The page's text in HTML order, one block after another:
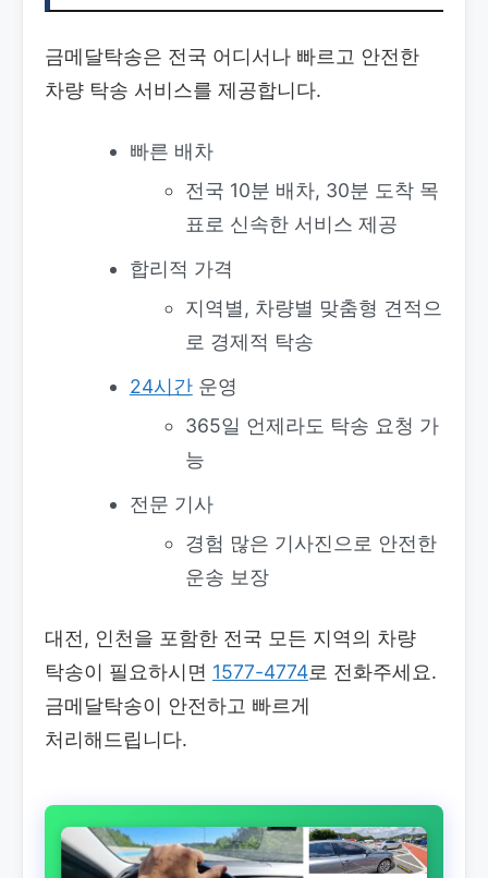
금메달탁송은 전국 어디서나 빠르고 안전한
차량 탁송 서비스를 제공합니다.
빠른 배차
전국 10분 배차, 30분 도착 목
표로 신속한 서비스 제공
합리적 가격
지역별, 차량별 맞춤형 견적으
로 경제적 탁송
24시간운영
365일 언제라도 탁송 요청 가
능
전문 기사
경험 많은 기사진으로 안전한
운송 보장
대전, 인천을 포함한 전국 모든 지역의 차량
탁송이 필요하시면 1577-4774로 전화주세요.
금메달탁송이 안전하고 빠르게
처리해드립니다.